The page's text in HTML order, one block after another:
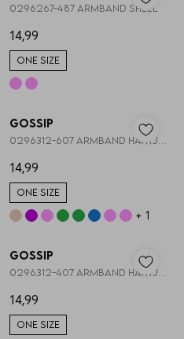
Lingerie
0296267-487 ARMBAND SHELL
14,99
ONE SIZE
1/2
Gossip
14,99
+ 1
ONE SIZE
1/2
Nieuw
Gossip
14,99
ONE SIZE